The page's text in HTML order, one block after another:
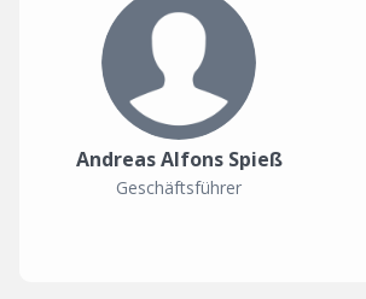
Andreas Alfons Spieß
Geschäftsführer